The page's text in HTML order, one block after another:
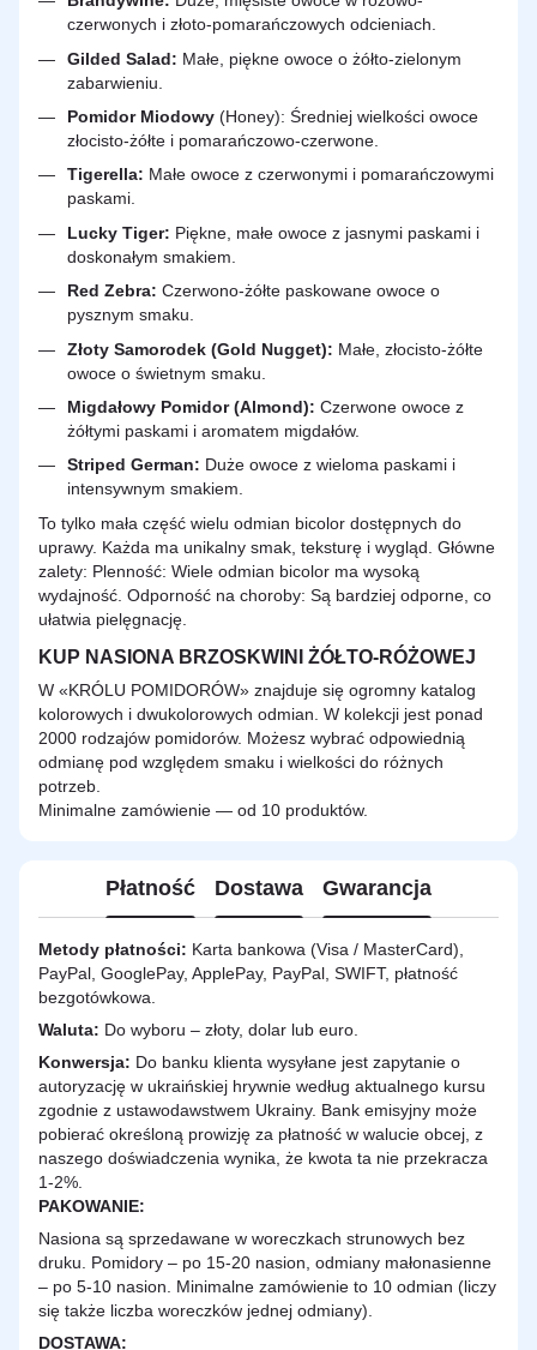
czerwonych i złoto-pomarańczowych odcieniach.
Gilded Salad: Małe, piękne owoce o żółto-zielonym
zabarwieniu.
Pomidor Miodowy (Honey): Średniej wielkości owoce
złocisto-żółte i pomarańczowo-czerwone.
Tigerella: Małe owoce z czerwonymi i pomarańczowymi
paskami.
Lucky Tiger: Piękne, małe owoce z jasnymi paskami i
doskonałym smakiem.
Red Zebra: Czerwono-żółte paskowane owoce o
pysznym smaku.
Złoty Samorodek (Gold Nugget): Małe, złocisto-żółte
owoce o świetnym smaku.
Migdałowy Pomidor (Almond): Czerwone owoce z
żółtymi paskami i aromatem migdałów.
Striped German: Duże owoce z wieloma paskami i
intensywnym smakiem.
To tylko mała część wielu odmian bicolor dostępnych do
uprawy. Każda ma unikalny smak, teksturę i wygląd. Główne
zalety: Plenność: Wiele odmian bicolor ma wysoką
wydajność. Odporność na choroby: Są bardziej odporne, co
ułatwia pielęgnację.
KUP NASIONA BRZOSKWINI ŻÓŁTO-RÓŻOWEJ
W «KRÓLU POMIDORÓW» znajduje się ogromny katalog
kolorowych i dwukolorowych odmian. W kolekcji jest ponad
2000 rodzajów pomidorów. Możesz wybrać odpowiednią
odmianę pod względem smaku i wielkości do różnych
potrzeb.
Minimalne zamówienie — od 10 produktów.
Płatność Dostawa Gwarancja
Metody płatności: Karta bankowa (Visa / MasterCard),
PayPal, GooglePay, ApplePay, PayPal, SWIFT, płatność
bezgotówkowa.
Waluta: Do wyboru – złoty, dolar lub euro.
Konwersja: Do banku klienta wysyłane jest zapytanie o
autoryzację w ukraińskiej hrywnie według aktualnego kursu
zgodnie z ustawodawstwem Ukrainy. Bank emisyjny może
pobierać określoną prowizję za płatność w walucie obcej, z
naszego doświadczenia wynika, że kwota ta nie przekracza
1-2%.
PAKOWANIE:
Nasiona są sprzedawane w woreczkach strunowych bez
druku. Pomidory – po 15-20 nasion, odmiany małonasienne
– po 5-10 nasion. Minimalne zamówienie to 10 odmian (liczy
się także liczba woreczków jednej odmiany).
DOSTAWA: